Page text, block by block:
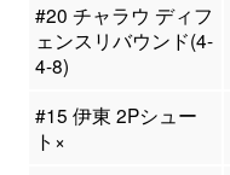
#20 チャラウ ディフ
ェンスリバウンド(4-
4-8)
#15 伊東 2Pシュー
ト×